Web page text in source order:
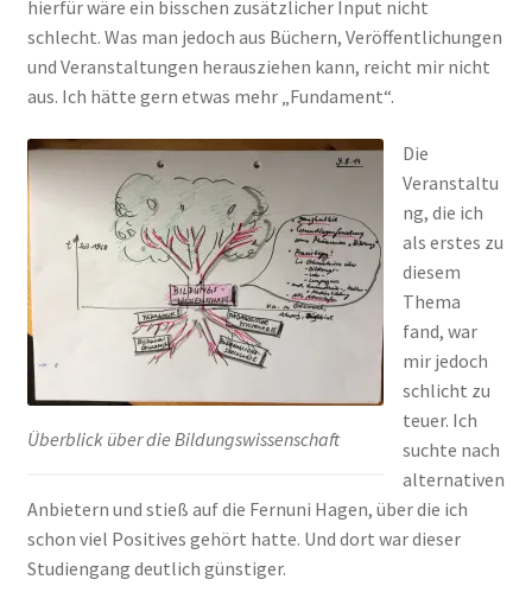
hierfür wäre ein bisschen zusätzlicher Input nicht
schlecht. Was man jedoch aus Büchern, Veröffentlichungen
und Veranstaltungen herausziehen kann, reicht mir nicht
aus. Ich hätte gern etwas mehr „Fundament“.
Überblick über die Bildungswissenschaft
Die
Veranstaltu
ng, die ich
als erstes zu
diesem
Thema
fand, war
mir jedoch
schlicht zu
teuer. Ich
suchte nach
alternativen
Anbietern und stieß auf die Fernuni Hagen, über die ich
schon viel Positives gehört hatte. Und dort war dieser
Studiengang deutlich günstiger.